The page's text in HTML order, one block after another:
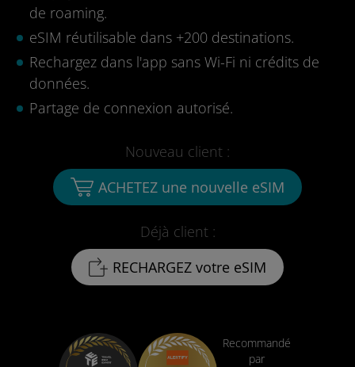
de roaming.
eSIM réutilisable dans +200 destinations.
Rechargez dans l'app sans Wi-Fi ni crédits de
données.
Partage de connexion autorisé.
Déjà client :
RECHARGEZ votre eSIM
Nouveau client :
ACHETEZ une nouvelle eSIM
Recommandé
par